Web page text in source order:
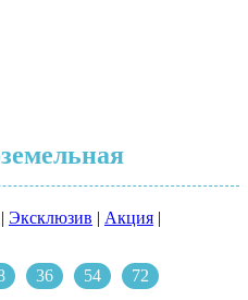
| Эксклюзив | Акция |
36 54 72